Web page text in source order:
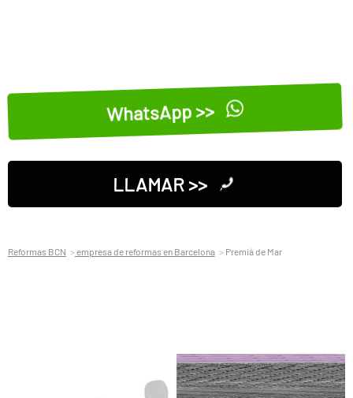
WhatsApp >>
LLAMAR >>
Reformas BCN empresa de reformas en Barcelona Premià de Mar